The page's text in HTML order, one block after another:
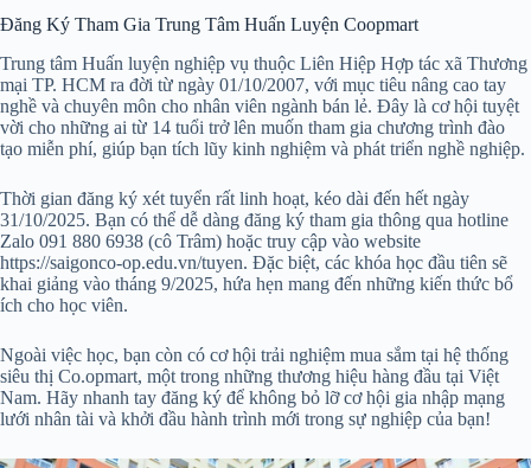
Đăng Ký Tham Gia Trung Tâm Huấn Luyện Coopmart
Trung tâm Huấn luyện nghiệp vụ thuộc Liên Hiệp Hợp tác xã Thương
mại TP. HCM ra đời từ ngày 01/10/2007, với mục tiêu nâng cao tay
nghề và chuyên môn cho nhân viên ngành bán lẻ. Đây là cơ hội tuyệt
vời cho những ai từ 14 tuổi trở lên muốn tham gia chương trình đào
tạo miễn phí, giúp bạn tích lũy kinh nghiệm và phát triển nghề nghiệp.
Thời gian đăng ký xét tuyển rất linh hoạt, kéo dài đến hết ngày
31/10/2025. Bạn có thể dễ dàng đăng ký tham gia thông qua hotline
Zalo 091 880 6938 (cô Trâm) hoặc truy cập vào website
https://saigonco-op.edu.vn/tuyen. Đặc biệt, các khóa học đầu tiên sẽ
khai giảng vào tháng 9/2025, hứa hẹn mang đến những kiến thức bổ
ích cho học viên.
Ngoài việc học, bạn còn có cơ hội trải nghiệm mua sắm tại hệ thống
siêu thị Co.opmart, một trong những thương hiệu hàng đầu tại Việt
Nam. Hãy nhanh tay đăng ký để không bỏ lỡ cơ hội gia nhập mạng
lưới nhân tài và khởi đầu hành trình mới trong sự nghiệp của bạn!